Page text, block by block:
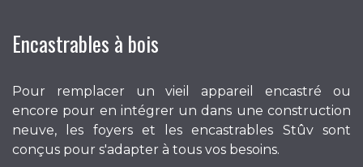
Encastrables à bois
Pour remplacer un vieil appareil encastré ou
encore pour en intégrer un dans une construction
neuve, les foyers et les encastrables Stûv sont
conçus pour s'adapter à tous vos besoins.